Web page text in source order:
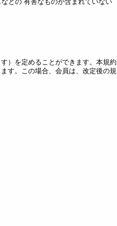
どの 有害なものが含まれていない
）を定めることができます。本規約
す。この場合、会員は、改定後の規